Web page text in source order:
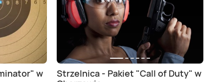
w
Strzelnica - Pakiet "Call of Duty" w